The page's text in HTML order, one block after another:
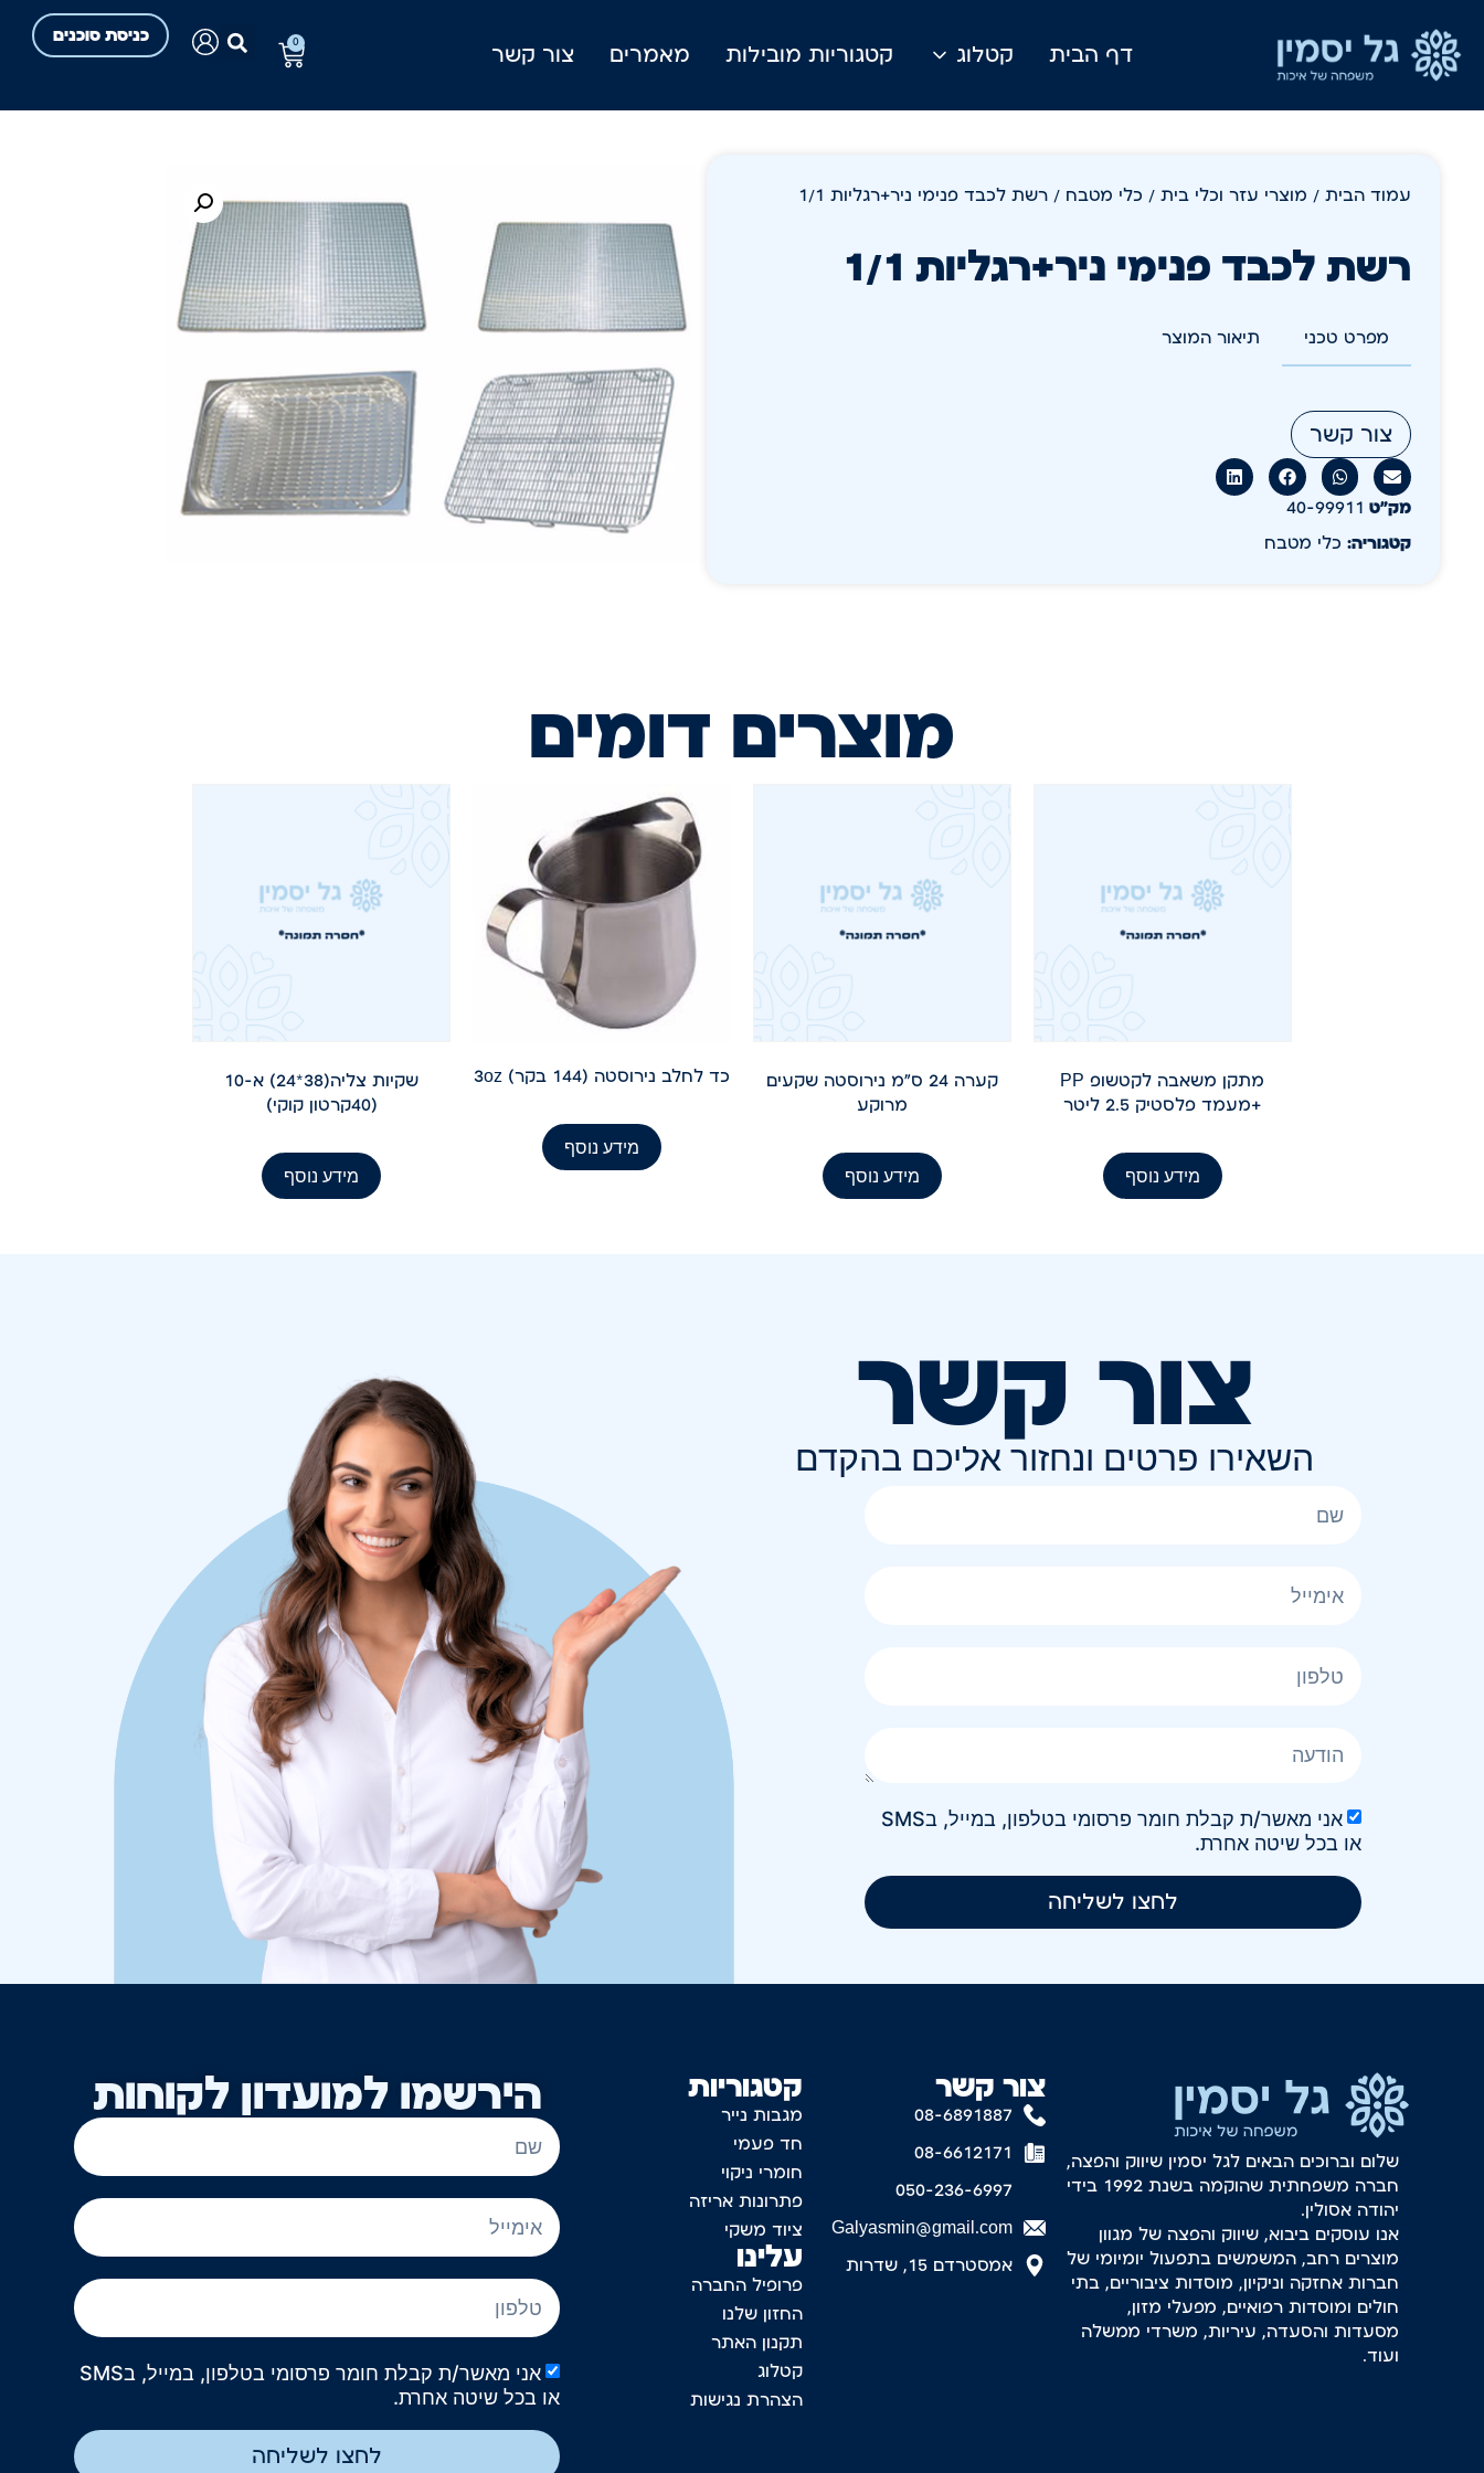
דף הבית קטלוג קטגוריות מובילות מאמרים צור קשר
כניסת סוכנים 0
עמוד הבית / מוצרי עזר וכלי בית / כלי מטבח / רשת לכבד פנימי ניר+רגליות 1/1
רשת לכבד פנימי ניר+רגליות 1/1
מפרט טכני תיאור המוצר
צור קשר
מק״ט 40-99911
קטגוריה: כלי מטבח
מוצרים דומים
מתקן משאבה לקטשופ PP
+מעמד פלסטיק 2.5 ליטר
מידע נוסף
קערה 24 ס"מ נירוסטה שקעים
מרוקע
מידע נוסף
כד לחלב נירוסטה (144 בקר) 3oz
מידע נוסף
שקיות צליה(38*24) א-10
(40קרטון קוקי)
מידע נוסף
צור קשר
השאירו פרטים ונחזור אליכם בהקדם
אני מאשר/ת קבלת חומר פרסומי בטלפון, במייל, בSMS
או בכל שיטה אחרת.
לחצו לשליחה
הירשמו למועדון לקוחות
אני מאשר/ת קבלת חומר פרסומי בטלפון, במייל, בSMS
או בכל שיטה אחרת.
לחצו לשליחה
קטגוריות
מגבות נייר
חד פעמי
חומרי ניקוי
פתרונות אריזה
ציוד משקי
עלינו
פרופיל החברה
החזון שלנו
תקנון האתר
קטלוג
הצהרת נגישות
צור קשר
08-6891887
08-6612171
050-236-6997
Galyasmin@gmail.com
אמסטרדם 15, שדרות
שלום וברוכים הבאים לגל יסמין שיווק והפצה,
חברה משפחתית שהוקמה בשנת 1992 בידי
יהודה אסולין.
אנו עוסקים ביבוא, שיווק והפצה של מגוון
מוצרים רחב, המשמשים בתפעול יומיומי של
חברות אחזקה וניקיון, מוסדות ציבוריים, בתי
חולים ומוסדות רפואיים, מפעלי מזון,
מסעדות והסעדה, עיריות, משרדי ממשלה
ועוד.